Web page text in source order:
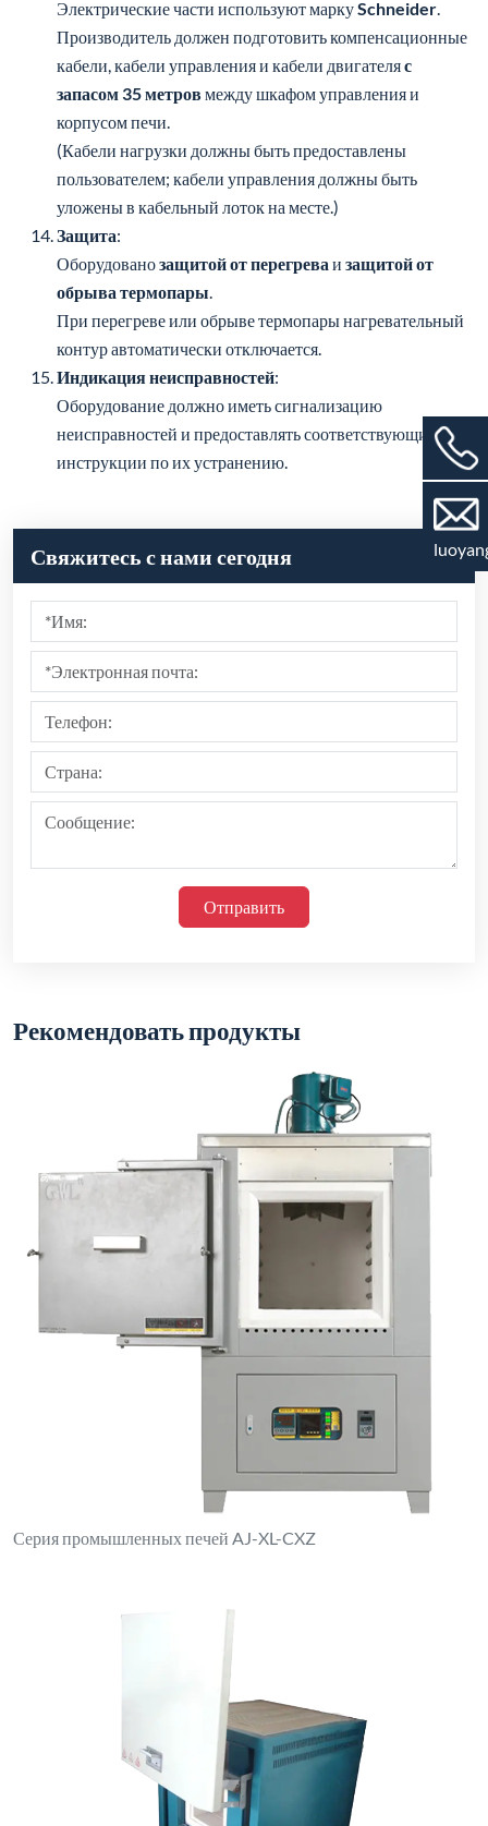
кабели, кабели управления и кабели двигателяс
запасом 35 метровмежду шкафом управления и
корпусом печи.
(Кабели нагрузки должны быть предоставлены
пользователем; кабели управления должны быть
уложены в кабельный лоток на месте.)
Защита:
Оборудованозащитой от перегреваи
обрыва термопары
При перегреве или обрыве термопары нагревательный
контур автоматически отключается.
Индикация неисправностей:
Оборудование должно иметь сигнализацию
неисправностей и предоставлять соответствующие
инструкции по их устранению.
Серия промышленных печей AJ-XL-CXZ